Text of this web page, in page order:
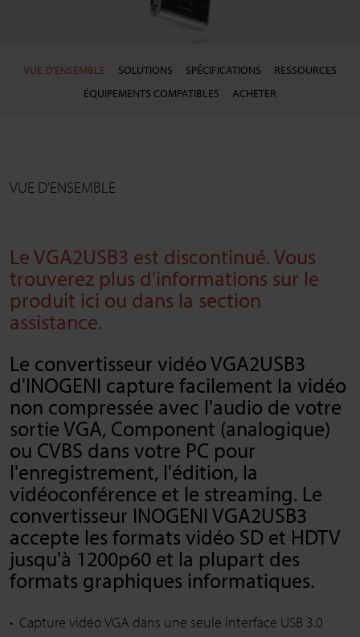
VUE D'ENSEMBLE SOLUTIONS SPÉCIFICATIONS
RESSOURCES
ÉQUIPEMENTS COMPATIBLES
ACHETER
VUE D'ENSEMBLE
Le VGA2USB3 est discontinué. Vous
trouverez plus d'informations sur le
produit ici ou dans la section
assistance.
Le convertisseur vidéo VGA2USB3
d'INOGENI capture facilement la vidéo
non compressée avec l'audio de votre
sortie VGA, Component (analogique)
ou CVBS dans votre PC pour
l'enregistrement, l'édition, la
vidéoconférence et le streaming. Le
convertisseur INOGENI VGA2USB3
accepte les formats vidéo SD et HDTV
jusqu'à 1200p60 et la plupart des
formats graphiques informatiques.
Capture vidéo VGA dans une seule interface USB 3.0